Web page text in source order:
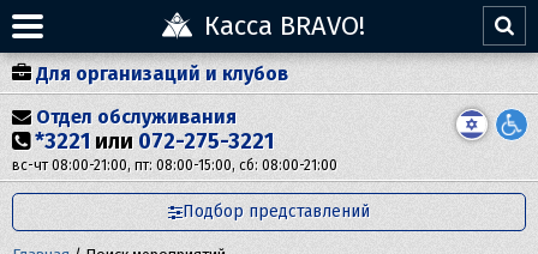
Касса BRAVO!
Для организаций и клубов
Отдел обслуживания
*3221 или 072-275-3221
вс-чт 08:00-21:00, пт: 08:00-15:00, сб: 08:00-21:00
Подбор представлений